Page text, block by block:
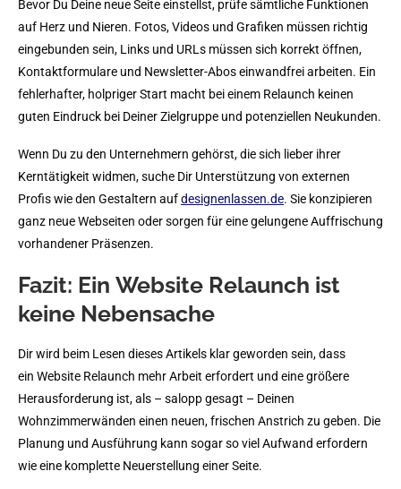
Bevor Du Deine neue Seite einstellst, prüfe sämtliche Funktionen
auf Herz und Nieren. Fotos, Videos und Grafiken müssen richtig
eingebunden sein, Links und URLs müssen sich korrekt öffnen,
Kontaktformulare und Newsletter-Abos einwandfrei arbeiten. Ein
fehlerhafter, holpriger Start macht bei einem Relaunch keinen
guten Eindruck bei Deiner Zielgruppe und potenziellen Neukunden.
Wenn Du zu den Unternehmern gehörst, die sich lieber ihrer
Kerntätigkeit widmen, suche Dir Unterstützung von externen
Profis wie den Gestaltern aufdesignenlassen.de. Sie konzipieren
ganz neue Webseiten oder sorgen für eine gelungene Auffrischung
vorhandener Präsenzen.
Fazit: Ein Website Relaunch ist
keine Nebensache
Dir wird beim Lesen dieses Artikels klar geworden sein, dass
ein Website Relaunch mehr Arbeit erfordert und eine größere
Herausforderung ist, als – salopp gesagt – Deinen
Wohnzimmerwänden einen neuen, frischen Anstrich zu geben. Die
Planung und Ausführung kann sogar so viel Aufwand erfordern
wie eine komplette Neuerstellung einer Seite.